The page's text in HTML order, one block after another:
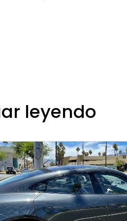
leyendo